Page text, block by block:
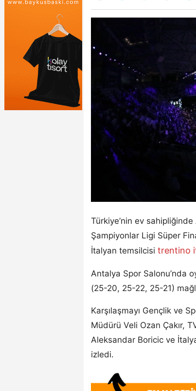
Türkiye’nin ev
Şampiyonlar Ligi Süper
İtalyan temsilcisi trentino
Antalya Spor Salonu’nda
(25-20, 25-22, 25-21)
Karşılaşmayı Gençlik ve
Müdürü Veli Ozan Çakır,
Aleksandar Boricic ve
izledi.